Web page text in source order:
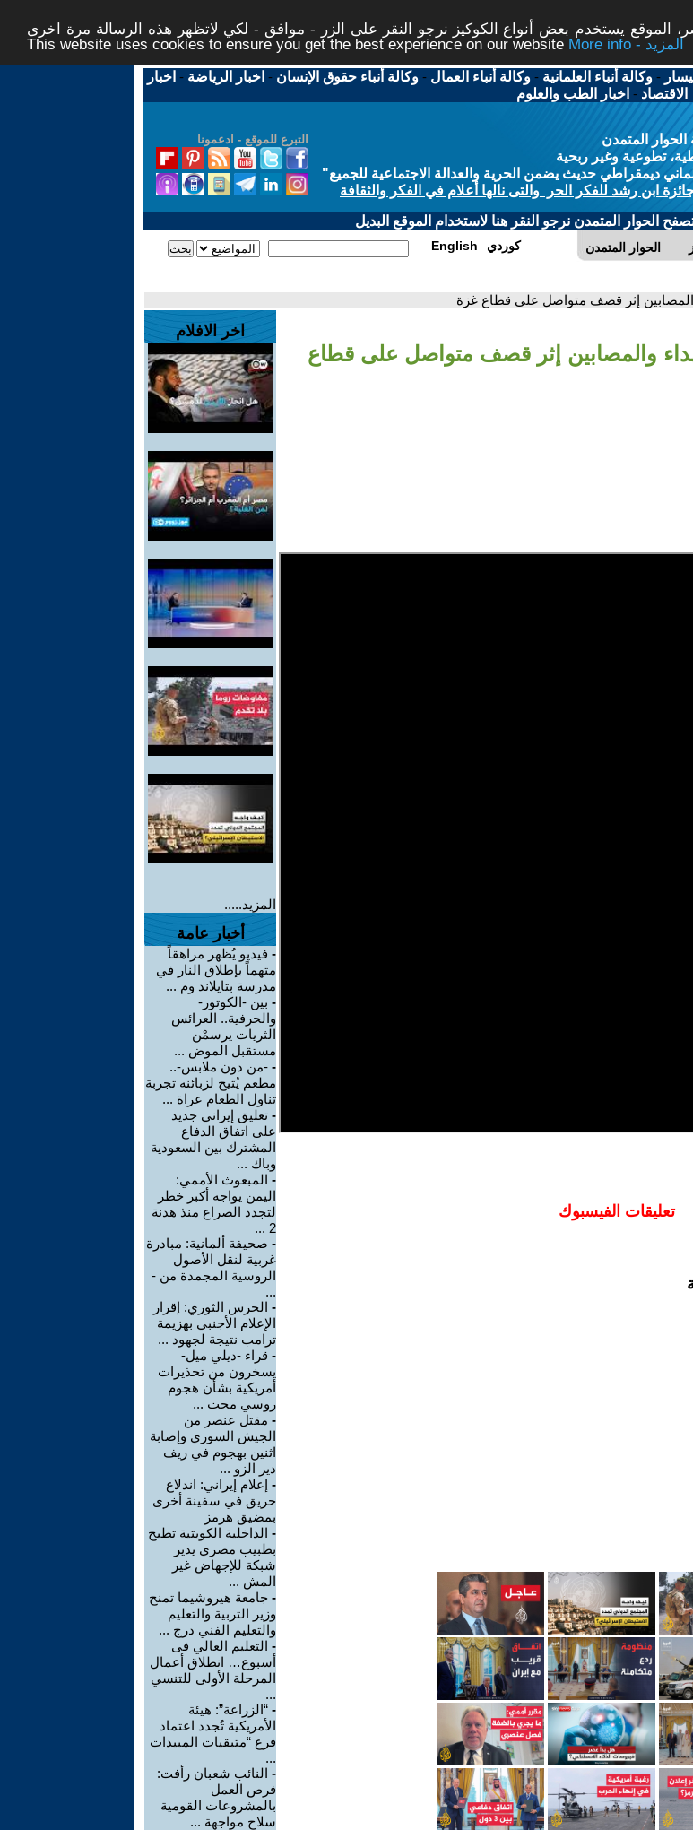
الموقع يستخدم بعض أنواع الكوكيز نرجو النقر على الزر - موافق - لكي لاتظهر هذه الرسالة مرة اخرى -
This website uses cookies to ensure you get the best experience on our website
More info - المزيد
-وكالة أنباء العلمانية -وكالة أنباء العمال -وكالة أنباء حقوق الإنسان - اخبار الرياضة - اخبار
الاقتصاد - اخبار الطب والعلوم
التبرع للموقع - ادعمونا
المتمدن
تطوعية وغير ربحية
ديمقراطي حديث يضمن الحرية والعدالة الاجتماعية للجميع"
ابن رشد للفكر الحر والتى نالها أعلام في الفكر والثقافة
الحوار المتمدن نرجو النقر هنا لاستخدام الموقع البديل
الحوار المتمدن English كوردي
إثر قصف متواصل على قطاع غزة
والمصابين إثر قصف متواصل على قطاع
تعليقات الفيسبوك
اخر الافلام
المزيد.....
أخبار عامة
- فيديو يُظهر مراهقاً
متهماً بإطلاق النار في
مدرسة بتايلاند وم ...
- بين -الكوتور-
والحرفية.. العرائس
الثريات يرسمْن
مستقبل الموض ...
- -من دون ملابس-..
مطعم يُتيح لزبائنه تجربة
تناول الطعام عراة ...
- تعليق إيراني جديد
على اتفاق الدفاع
المشترك بين السعودية
وباك ...
- المبعوث الأممي:
اليمن يواجه أكبر خطر
لتجدد الصراع منذ هدنة
2 ...
- صحيفة ألمانية: مبادرة
غربية لنقل الأصول
الروسية المجمدة من -
...
- الحرس الثوري: إقرار
الإعلام الأجنبي بهزيمة
ترامب نتيجة لجهود ...
- قراء -ديلي ميل-
يسخرون من تحذيرات
أمريكية بشأن هجوم
روسي محت ...
- مقتل عنصر من
الجيش السوري وإصابة
اثنين بهجوم في ريف
دير الزو ...
- إعلام إيراني: اندلاع
حريق في سفينة أخرى
بمضيق هرمز
- الداخلية الكويتية تطيح
بطبيب مصري يدير
شبكة للإجهاض غير
المش ...
- جامعة هيروشيما تمنح
وزير التربية والتعليم
والتعليم الفني درج ...
- التعليم العالي فى
أسبوع… انطلاق أعمال
المرحلة الأولى للتنسي
...
- “الزراعة”: هيئة
الأمريكية تُجدد اعتماد
فرع “متبقيات المبيدات
...
- النائب شعبان رأفت:
فرص العمل
بالمشروعات القومية
سلاح مواجهة ...